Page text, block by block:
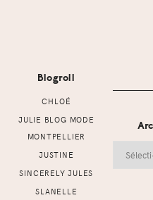
Blogroll
CHLOÉ
JULIE BLOG MODE
MONTPELLIER
JUSTINE
SINCERELY JULES
SLANELLE